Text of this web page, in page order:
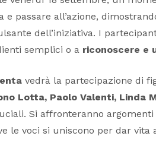
e passare all’azione,
dell’iniziativa. I
semplici o a riconoscere e
vedrà la partecipazione di
Lotta, Paolo Valenti, Linda
Si affronteranno
le voci si uniscono per dar